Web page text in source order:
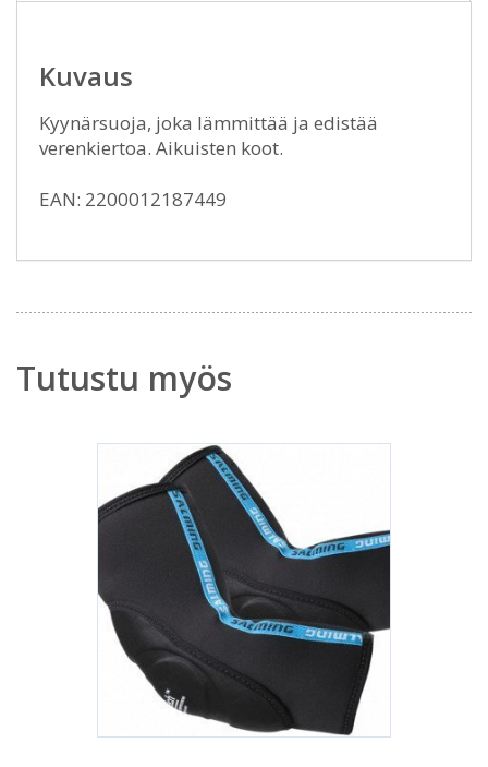
Kuvaus
Kyynärsuoja, joka lämmittää ja edistää
verenkiertoa. Aikuisten koot.
EAN: 2200012187449
Tutustu myös